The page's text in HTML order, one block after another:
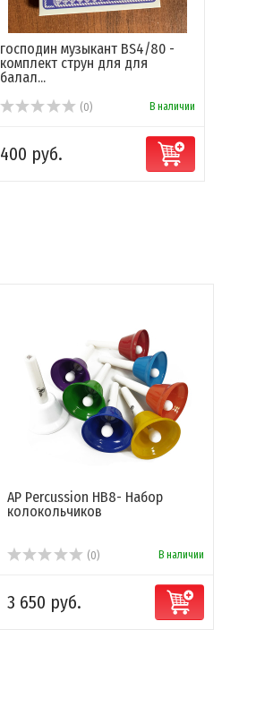
господин музыкант BS4/80 -
комплект струн для для
балал...
(0) В наличии
400 руб.
AP Percussion HB8- Набор
колокольчиков
(0) В наличии
3 650 руб.